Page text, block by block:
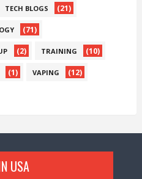
TECH BLOGS (21)
(71)
(2) TRAINING (10)
(1) VAPING (12)
USA